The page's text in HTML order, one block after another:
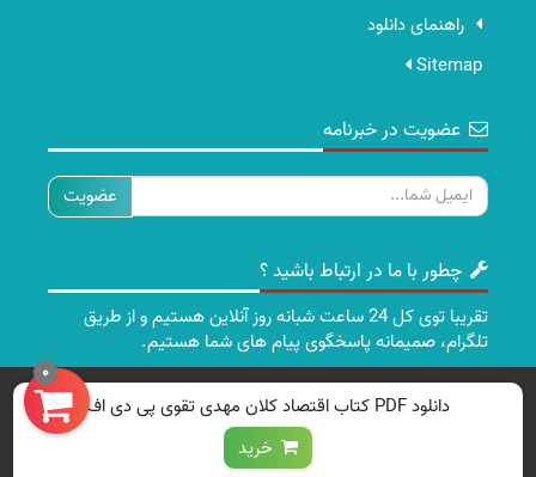
راهنمای دانلود
Sitemap
عضویت در خبرنامه
ایمیل
چطور با ما در ارتباط باشید ؟
تقریبا توی کل 24 ساعت شبانه روز آنلاین هستیم و از طریق
تلگرام، صمیمانه پاسخگوی پیام های شما هستیم.
تمامی حقوق برای سایت ما محفوظ است.
0
دانلود PDF کتاب اقتصاد کلان مهدی تقوی پی دی اف
خرید